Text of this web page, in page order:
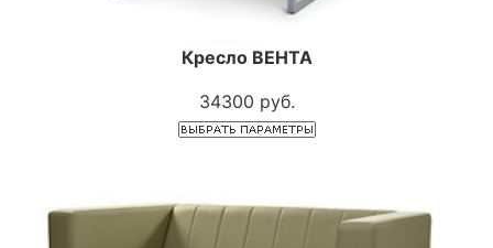
Кресло ВЕНТА
34300 руб.